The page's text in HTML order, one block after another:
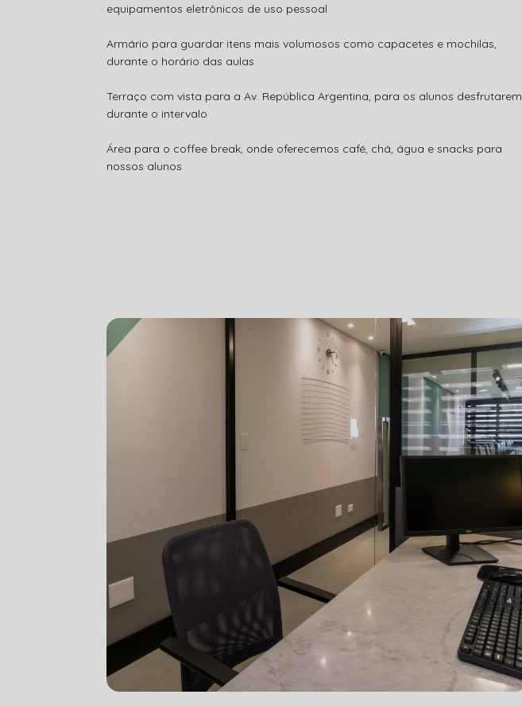
equipamentos eletrônicos de uso pessoal
Armário para guardar itens mais volumosos como capacetes e mochilas,
durante o horário das aulas
Terraço com vista para a Av. República Argentina, para os alunos desfrutarem
durante o intervalo
Área para o coffee break, onde oferecemos café, chá, água e snacks para
nossos alunos